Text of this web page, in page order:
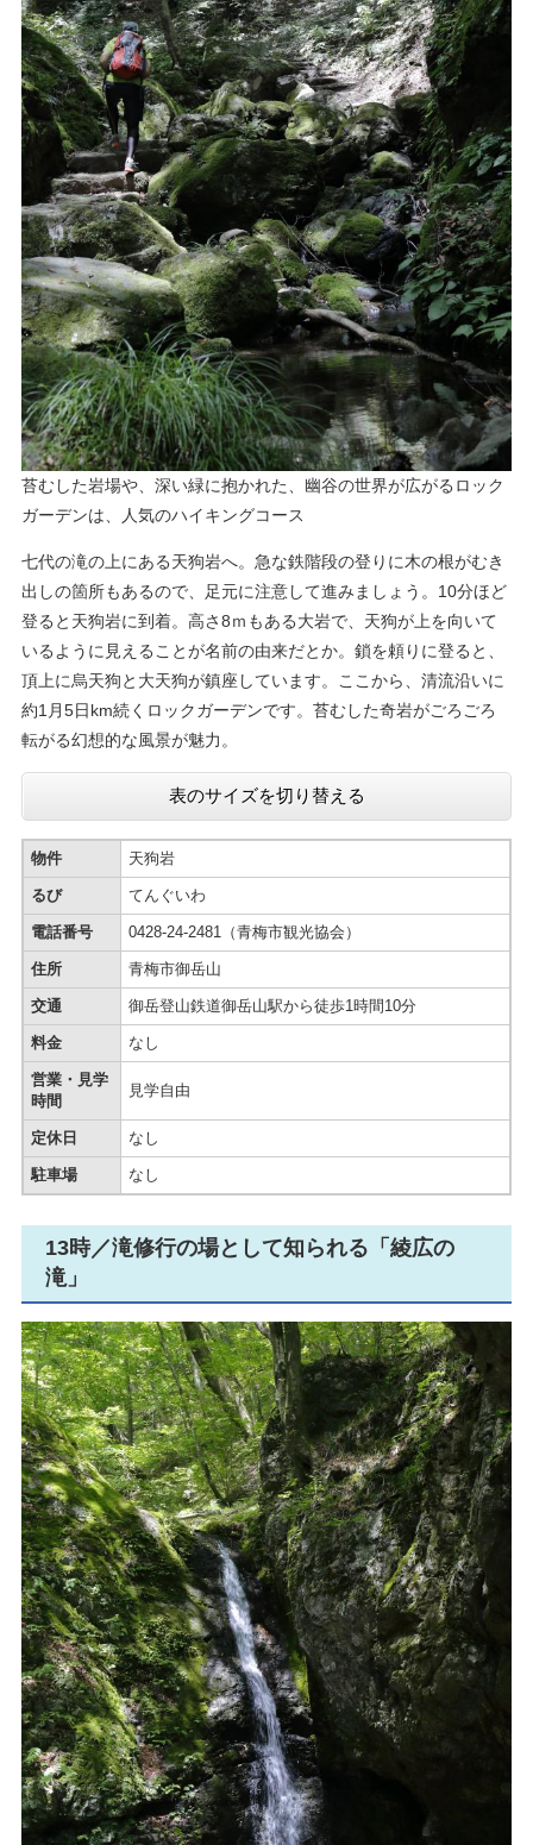
​苔むした岩場や、深い緑に抱かれた、幽谷の世界が広がるロック
ガーデンは、人気のハイキングコース
七代の滝の上にある天狗岩へ。急な鉄階段の登りに木の根がむき
出しの箇所もあるので、足元に注意して進みましょう。10分ほど
登ると天狗岩に到着。高さ8ｍもある大岩で、天狗が上を向いて
いるように見えることが名前の由来だとか。鎖を頼りに登ると、
頂上に烏天狗と大天狗が鎮座しています。ここから、清流沿いに
約1月5日km続くロックガーデンです。苔むした奇岩がごろごろ
転がる幻想的な風景が魅力。
表のサイズを切り替える
物件 天狗岩
るび てんぐいわ
電話番号 0428-24-2481（青梅市観光協会）
住所 青梅市御岳山
交通 御岳登山鉄道御岳山駅から徒歩1時間10分
料金 なし
営業・見学
時間
見学自由
定休日 なし
駐車場 なし
13時／滝修行の場として知られる「綾広の
滝」